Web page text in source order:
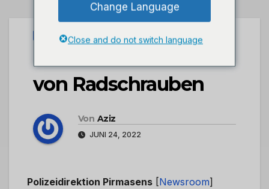
UNCATEGORIZED
POL-PDPS: Diebstahl
von Radschrauben
Von Aziz
JUNI 24, 2022
Polizeidirektion Pirmasens [Newsroom]
Change Language
Close and do not switch language